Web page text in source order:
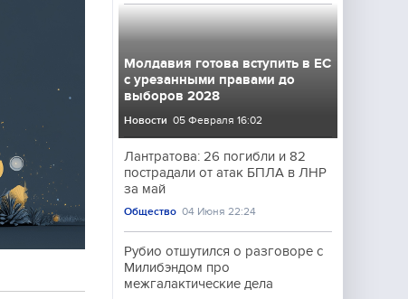
Молдавия готова вступить в ЕС
с урезанными правами до
выборов 2028
Новости 05 Февраля 16:02
Лантратова: 26 погибли и 82
пострадали от атак БПЛА в ЛНР
за май
Общество 04 Июня 22:24
Рубио отшутился о разговоре с
Милибэндом про
межгалактические дела